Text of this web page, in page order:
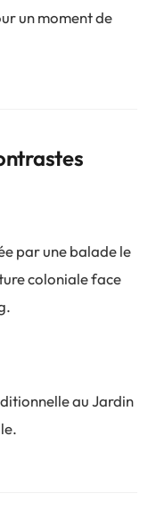
un moment de
par une balade le
coloniale face
au Jardin